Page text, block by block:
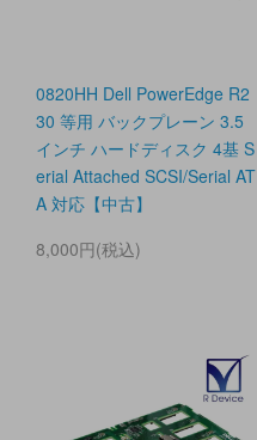
0820HH Dell PowerEdge R2
30 等用 バックプレーン 3.5
インチ ハードディスク 4基 S
erial Attached SCSI/Serial AT
A 対応【中古】
8,000円(税込)